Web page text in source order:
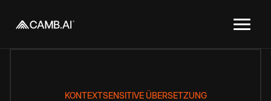
KONTEXTSENSITIVE ÜBERSETZUNG